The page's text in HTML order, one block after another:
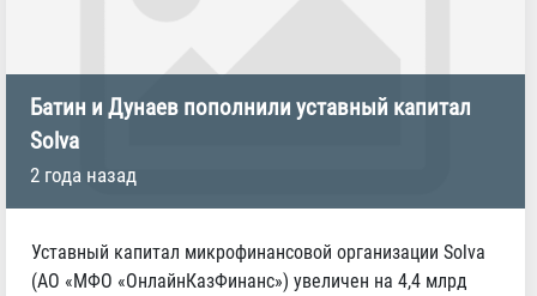
Батин и Дунаев пополнили уставный капитал
Solva
2 года назад
Уставный капитал микрофинансовой организации Solva
(АО «МФО «ОнлайнКазФинанс») увеличен на 4,4 млрд